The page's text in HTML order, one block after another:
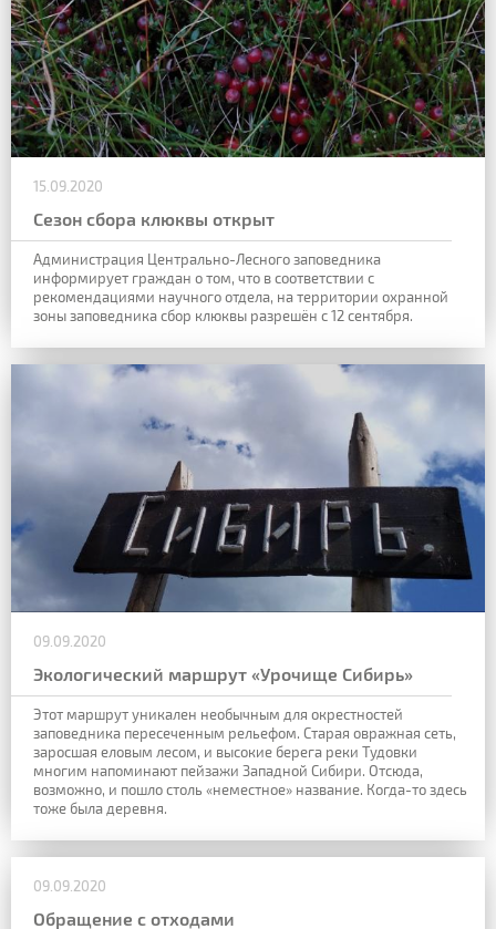
15.09.2020
Сезон сбора клюквы открыт
Администрация Центрально-Лесного заповедника
информирует граждан о том, что в соответствии с
рекомендациями научного отдела, на территории охранной
зоны заповедника сбор клюквы разрешён с 12 сентября.
09.09.2020
Экологический маршрут «Урочище Сибирь»
Этот маршрут уникален необычным для окрестностей
заповедника пересеченным рельефом. Старая овражная сеть,
заросшая еловым лесом, и высокие берега реки Тудовки
многим напоминают пейзажи Западной Сибири. Отсюда,
возможно, и пошло столь «неместное» название. Когда-то здесь
тоже была деревня.
09.09.2020
Обращение с отходами